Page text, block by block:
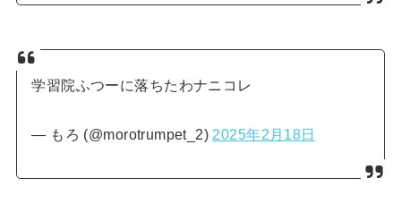
学習院ふつーに落ちたわナニコレ
— もろ (@morotrumpet_2) 2025年2月18日